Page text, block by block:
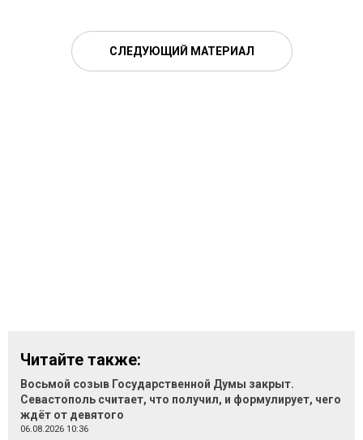
СЛЕДУЮЩИЙ МАТЕРИАЛ
Читайте также:
Восьмой созыв Государственной Думы закрыт.
Севастополь считает, что получил, и формулирует, чего
ждёт от девятого
06.08.2026 10:36